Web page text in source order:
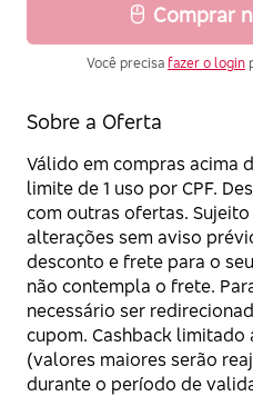
Comprar
Você precisa fazer o login
Sobre a Oferta
Válido em compras acima
limite de 1 uso por CPF.
com outras ofertas.
alterações sem aviso
desconto e frete para o
não contempla o frete.
necessário ser
cupom. Cashback limitado
(valores maiores serão
durante o período de